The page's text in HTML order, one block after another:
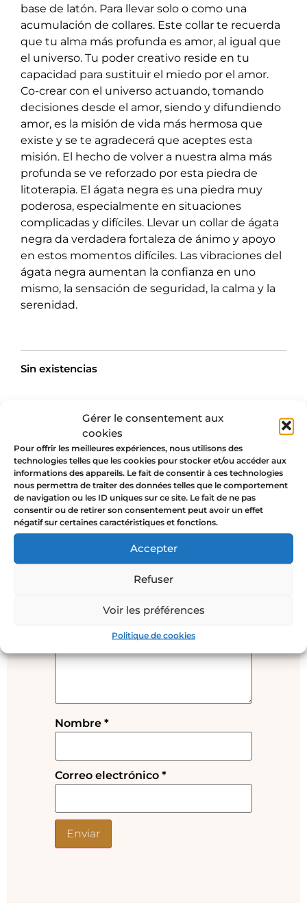
Gérer le consentement aux
cookies
Pour offrir les meilleures expériences, nous utilisons des
technologies telles que les cookies pour stocker et/ou accéder aux
informations des appareils. Le fait de consentir à ces technologies
nous permettra de traiter des données telles que le comportement
de navigation ou les ID uniques sur ce site. Le fait de ne pas
consentir ou de retirer son consentement peut avoir un effet
négatif sur certaines caractéristiques et fonctions.
Accepter
Refuser
Voir les préférences
Politique de cookies
base de latón. Para llevar solo o como una
acumulación de collares. Este collar te recuerda
que tu alma más profunda es amor, al igual que
el universo. Tu poder creativo reside en tu
capacidad para sustituir el miedo por el amor.
Co-crear con el universo actuando, tomando
decisiones desde el amor, siendo y difundiendo
amor, es la misión de vida más hermosa que
existe y se te agradecerá que aceptes esta
misión. El hecho de volver a nuestra alma más
profunda se ve reforzado por esta piedra de
litoterapia. El ágata negra es una piedra muy
poderosa, especialmente en situaciones
complicadas y difíciles. Llevar un collar de ágata
negra da verdadera fortaleza de ánimo y apoyo
en estos momentos difíciles. Las vibraciones del
ágata negra aumentan la confianza en uno
mismo, la sensación de seguridad, la calma y la
serenidad.
Sin existencias
Valoraciones
No hay valoraciones aún.
Sé el primero en valorar “Collar
ágata negra corazón Alma
Tu dirección de correo electrónico
no será publicada. Los campos
obligatorios están marcados con
Tu valoración*
Nombre *
Correo electrónico *